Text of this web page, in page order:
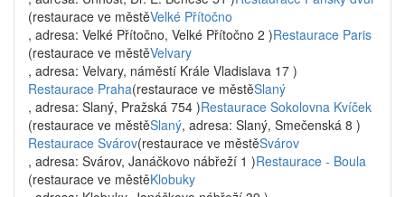
(restaurace ve městěVelké Přítočno
, adresa: Velké Přítočno, Velké Přítočno 2 )Restaurace Paris
(restaurace ve městěVelvary
, adresa: Velvary, náměstí Krále Vladislava 17 )
Restaurace Praha(restaurace ve městěSlaný
, adresa: Slaný, Pražská 754 )Restaurace Sokolovna Kvíček
(restaurace ve městěSlaný, adresa: Slaný, Smečenská 8 )
Restaurace Svárov(restaurace ve městěSvárov
, adresa: Svárov, Janáčkovo nábřeží 1 )Restaurace - Boula
(restaurace ve městěKlobuky